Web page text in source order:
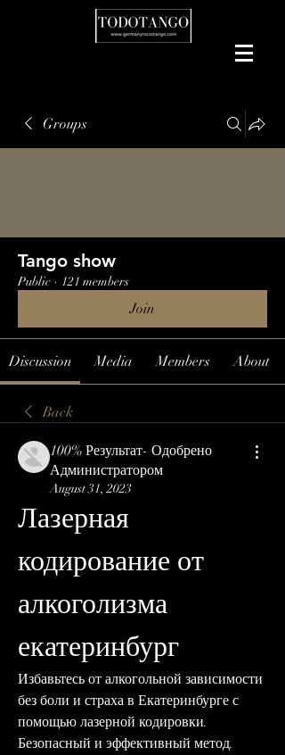
Groups
Tango show
Public · 121 members
Join
Discussion Media Members About
Back
100% Результат- Одобрено
Администратором
August 31, 2023
Лазерная
кодирование от
алкоголизма
екатеринбург
Избавьтесь от алкогольной зависимости
без боли и страха в Екатеринбурге с
помощью лазерной кодировки.
Безопасный и эффективный метод.